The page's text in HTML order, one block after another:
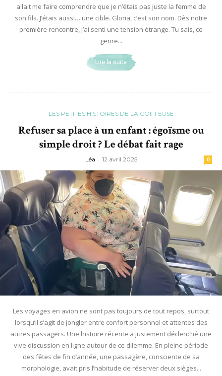
allait me faire comprendre que je n’étais pas juste la femme de
son fils. J’étais aussi… une cible. Gloria, c’est son nom. Dès notre
première rencontre, j’ai senti une tension étrange. Tu sais, ce
genre...
Lire la suite
LES PETITES HISTOIRES DE LA COIFFEUSE
Refuser sa place à un enfant : égoïsme ou
simple droit ? Le débat fait rage
Léa - 12 avril 2025 0
Les voyages en avion ne sont pas toujours de tout repos, surtout
lorsqu’il s’agit de jongler entre confort personnel et attentes des
autres passagers. Une histoire récente a justement déclenché une
vive discussion en ligne autour de ce dilemme. En pleine période
des fêtes de fin d’année, une passagère, consciente de sa
morphologie, avait pris l’habitude de réserver deux sièges...